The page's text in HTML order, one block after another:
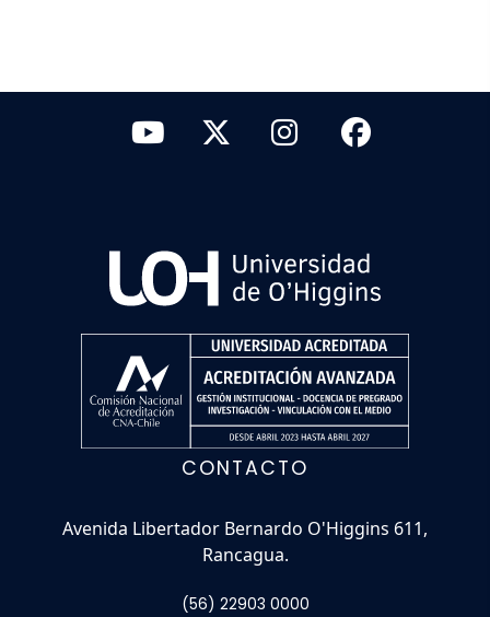
CONTACTO
Avenida Libertador Bernardo O'Higgins 611,
Rancagua.
(56) 22903 0000